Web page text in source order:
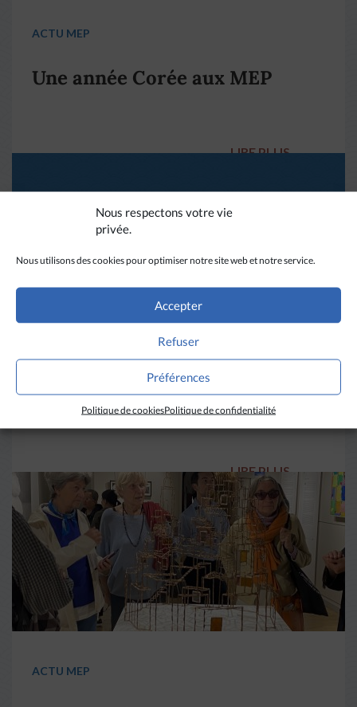
Nous respectons votre vie
privée.
Nous utilisons des cookies pour optimiser notre site web et notre service.
Accepter
Refuser
Préférences
Politique de cookiesPolitique de confidentialité
ACTU MEP
Une année Corée aux MEP
LIRE PLUS →
Communiqué du 28 mai 2026
LIRE PLUS →
ACTU MEP